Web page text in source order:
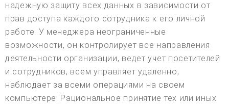
надежную защиту всех данных в зависимости от
прав доступа каждого сотрудника к его личной
работе. У менеджера неограниченные
возможности, он контролирует все направления
деятельности организации, ведет учет посетителей
и сотрудников, всем управляет удаленно,
наблюдает за всеми операциями на своем
компьютере. Рациональное принятие тех или иных